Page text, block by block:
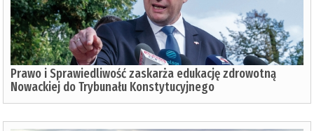
Prawo i Sprawiedliwość zaskarża edukację zdrowotną
Nowackiej do Trybunału Konstytucyjnego